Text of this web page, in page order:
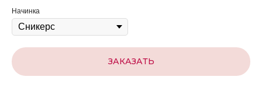
Начинка
ЗАКАЗАТЬ